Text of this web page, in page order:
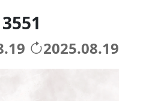
2025.08.19